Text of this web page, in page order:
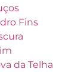
Fins
da Telha